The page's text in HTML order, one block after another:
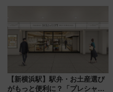
【新横浜駅】駅弁・お土産選び
がもっと便利に？「プレシャス